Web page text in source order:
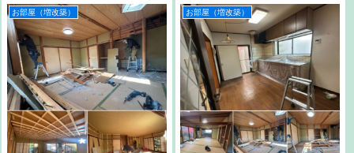
お部屋（増改築） お部屋（増改築）